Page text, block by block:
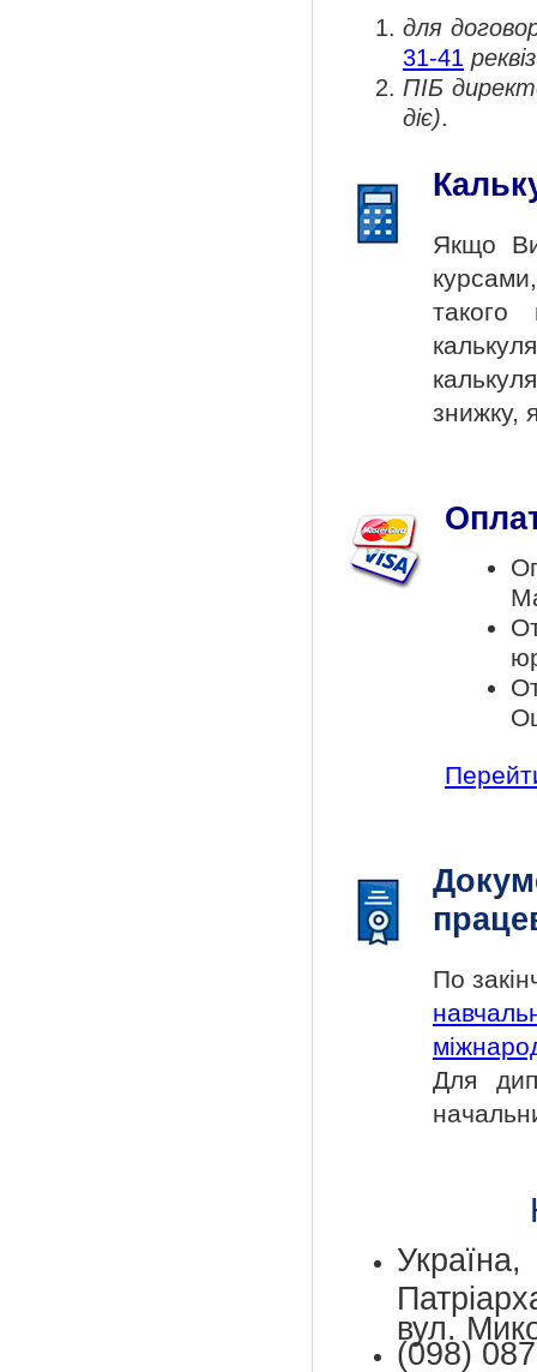
для
31-41
ПІБ
діє).
Якщо
такого
знижку,
По
Для
вул.
(098)